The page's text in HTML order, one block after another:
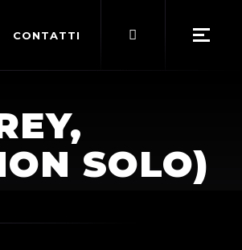
CONTATTI
SOLO)